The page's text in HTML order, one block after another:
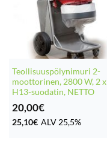
Teollisuuspölynimuri 2-
moottorinen, 2800 W, 2 x
H13-suodatin, NETTO
20,00€
25,10€ ALV 25,5%